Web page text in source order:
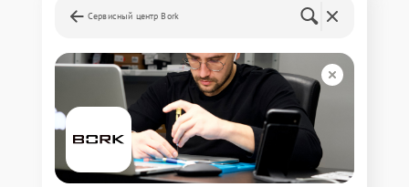
Сервисный центр Bork